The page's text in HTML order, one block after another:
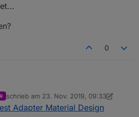
0
gibt/ gäbe es die Möglichkeit, dass
Farbwert zur Verfügung stellt, wenn
schrieb am 23. Nov. 2019, 09:33
zuletzt editiert von Scrounger
Adapter Material Design